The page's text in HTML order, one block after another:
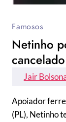
Famosos
Netinho
Jair
Apoiador
(PL), Netinho